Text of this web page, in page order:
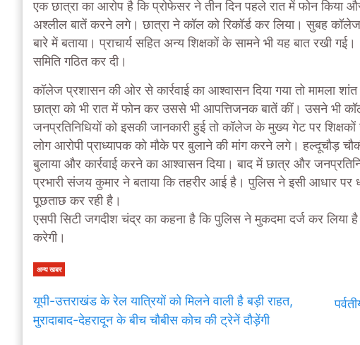
एक छात्रा का आरोप है कि प्रोफेसर ने तीन दिन पहले रात में फोन
अश्लील बातें करने लगे। छात्रा ने कॉल को रिकॉर्ड कर लिया। सुबह
बारे में बताया। प्राचार्य सहित अन्य शिक्षकों के सामने भी यह बात रखी
समिति गठित कर दी।
कॉलेज प्रशासन की ओर से कार्रवाई का आश्वासन दिया गया तो मामला
छात्रा को भी रात में फोन कर उससे भी आपत्तिजनक बातें कीं। उसने भी
जनप्रतिनिधियों को इसकी जानकारी हुई तो कॉलेज के मुख्य गेट पर
लोग आरोपी प्राध्यापक को मौके पर बुलाने की मांग करने लगे। हल्दूचौड़
बुलाया और कार्रवाई करने का आश्वासन दिया। बाद में छात्र और
प्रभारी संजय कुमार ने बताया कि तहरीर आई है। पुलिस ने इसी आधार
पूछताछ कर रही है।
एसपी सिटी जगदीश चंद्र का कहना है कि पुलिस ने मुकदमा दर्ज कर लिया
करेगी।
अन्य खबर
यूपी-उत्तराखंड के रेल यात्रियों को मिलने वाली है बड़ी राहत,
मुरादाबाद-देहरादून के बीच चौबीस कोच की ट्रेनें दौड़ेंगी